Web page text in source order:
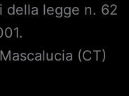
della legge n. 62
(CT)